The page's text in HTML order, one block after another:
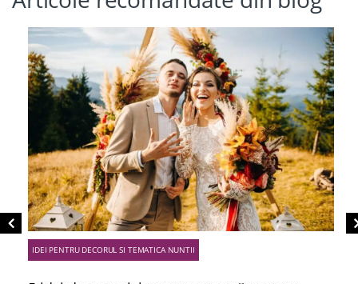
IDEI PENTRU DECORUL SI TEMATICA NUNTII